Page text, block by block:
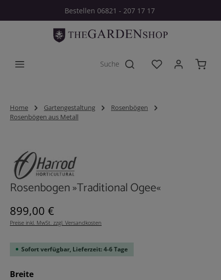
Zum Hauptinhalt springenBestellen 06821 - 207 17 17
Du hast 0
Home Gartengestaltung
Rosenbögen
Rosenbögen aus Metall
Rosenbogen »Traditional Ogee«
Regulärer Preis:
899,00 €
Preise inkl. MwSt. zzgl. Versandkosten
Sofort verfügbar, Lieferzeit: 4-6 Tage
Breiteauswählen